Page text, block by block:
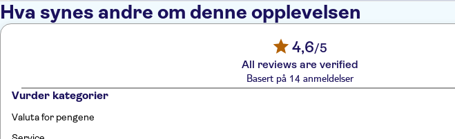
Hva synes andre om denne opplevelsen
4,6/5
All reviews are verified
Basert på 14 anmeldelser
Vurder kategorier
Valuta for pengene